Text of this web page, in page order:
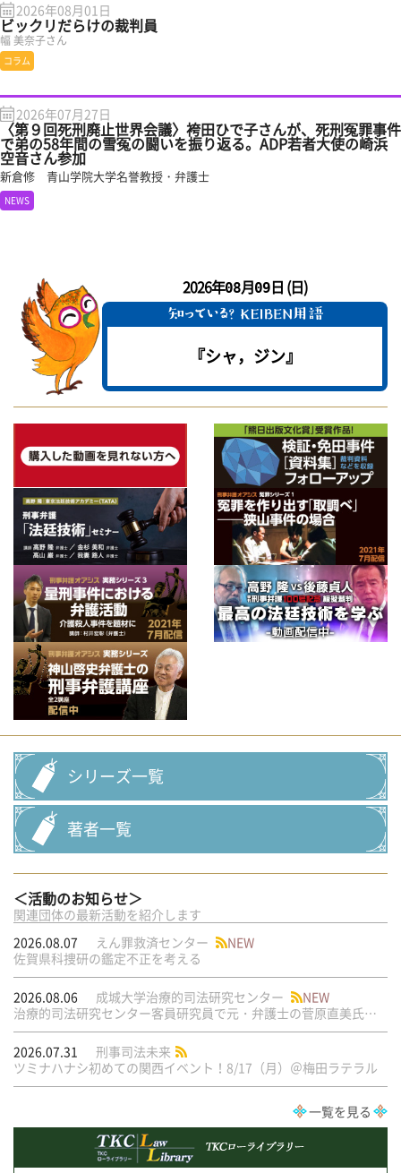
2026年08月01日
ビックリだらけの裁判員
幅 美奈子さん
コラム
2026年07月27日
〈第９回死刑廃止世界会議〉袴田ひで子さんが、死刑冤罪事件
で弟の58年間の雪冤の闘いを振り返る。ADP若者大使の崎浜
空音さん参加
新倉修 青山学院大学名誉教授・弁護士
NEWS
2026年08月09日 (日)
『シャ，ジン』
シリーズ一覧
著者一覧
＜活動のお知らせ＞
関連団体の最新活動を紹介します
2026.08.07
えん罪救済センター
NEW
佐賀県科捜研の鑑定不正を考える
2026.08.06 成城大学治療的司法研究センター
NEW
治療的司法研究センター客員研究員で元・弁護士の菅原直美氏の論文が公刊されました
2026.07.31
刑事司法未来
ツミナハナシ初めての関西イベント！8/17（月）＠梅田ラテラル
一覧を見る